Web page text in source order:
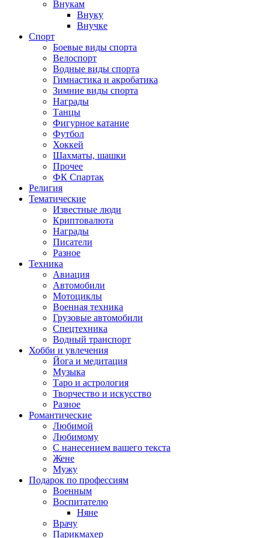
Внукам
Внуку
Внучке
Спорт
Боевые виды спорта
Велоспорт
Водные виды спорта
Гимнастика и акробатика
Зимние виды спорта
Награды
Танцы
Фигурное катание
Футбол
Хоккей
Шахматы, шашки
Прочее
ФК Спартак
Религия
Тематические
Известные люди
Криптовалюта
Награды
Писатели
Разное
Техника
Авиация
Автомобили
Мотоциклы
Военная техника
Грузовые автомобили
Спецтехника
Водный транспорт
Хобби и увлечения
Йога и медитация
Музыка
Таро и астрология
Творчество и искусство
Разное
Романтические
Любимой
Любимому
С нанесением вашего текста
Жене
Мужу
Подарок по профессиям
Военным
Воспитателю
Няне
Врачу
Парикмахер